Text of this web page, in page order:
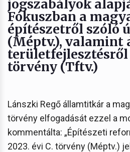
jogszabályok
Fókuszban a
építészetről szóló
(Méptv.), valamint
területfejlesztésről
törvény (Tftv.)
Lánszki Regő államtitkár a
törvény elfogadását ezzel a
kommentálta: „Építészeti
2023. évi C. törvény (Méptv.)